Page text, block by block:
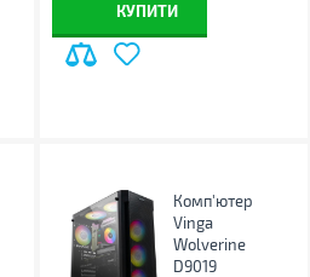
КУПИТИ
Комп'ютер
Vinga
Wolverine
D9019